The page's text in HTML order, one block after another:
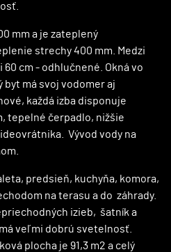
mm a je zateplený
strechy 400 mm. Medzi
cm - odhlučnené. Okná vo
má svoj vodomer aj
každá izba disponuje
tepelné čerpadlo, nižšie
Vývod vody na
predsieň, kuchyňa, komora,
na terasu a do záhrady.
izieb, šatník a
veľmi dobrú svetelnosť.
plocha je 91,3 m2 a celý